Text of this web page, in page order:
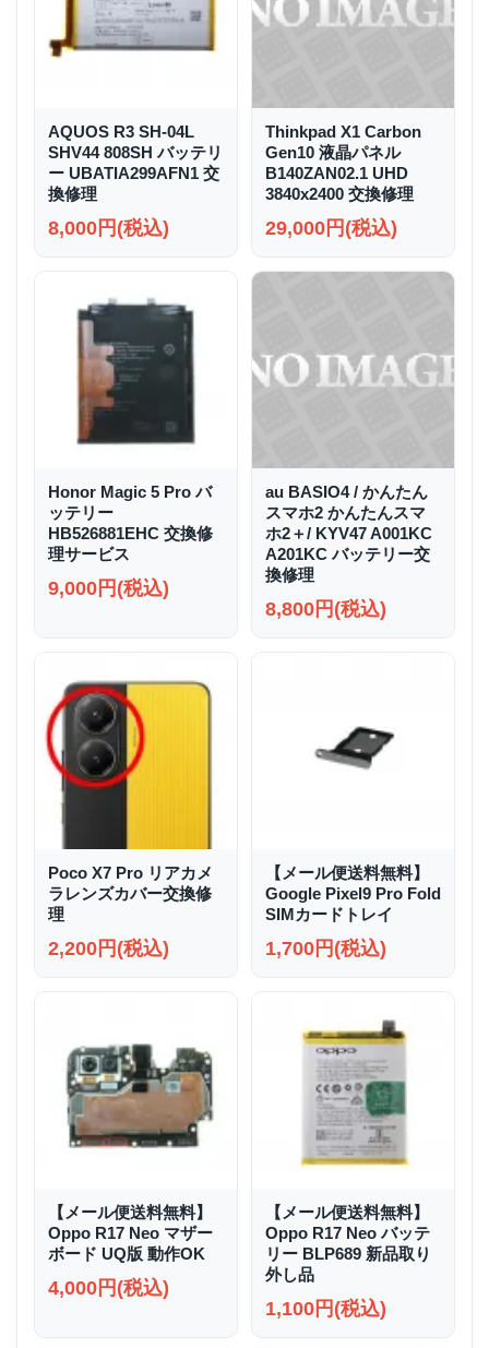
AQUOS R3 SH-04L
SHV44 808SH バッテリ
ー UBATIA299AFN1 交
換修理
8,000円(税込)
Thinkpad X1 Carbon
Gen10 液晶パネル
B140ZAN02.1 UHD
3840x2400 交換修理
29,000円(税込)
Honor Magic 5 Pro バ
ッテリー
HB526881EHC 交換修
理サービス
9,000円(税込)
au BASIO4 / かんたん
スマホ2 かんたんスマ
ホ2＋/ KYV47 A001KC
A201KC バッテリー交
換修理
8,800円(税込)
Poco X7 Pro リアカメ
ラレンズカバー交換修
理
2,200円(税込)
【メール便送料無料】
Google Pixel9 Pro Fold
SIMカードトレイ
1,700円(税込)
【メール便送料無料】
Oppo R17 Neo マザー
ボード UQ版 動作OK
4,000円(税込)
【メール便送料無料】
Oppo R17 Neo バッテ
リー BLP689 新品取り
外し品
1,100円(税込)